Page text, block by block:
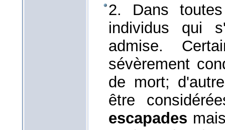
2. Dans
individus qui
admise.
sévèrement
de mort;
être
escapades